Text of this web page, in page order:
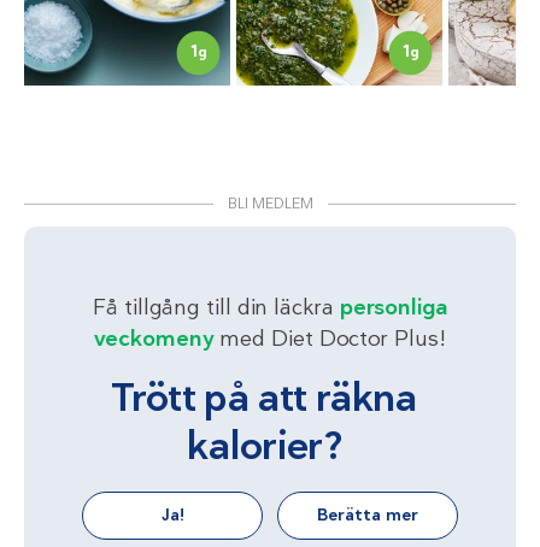
1g 1g
BLI MEDLEM
Få tillgång till din läckra personliga
veckomenymed Diet Doctor Plus!
Trött på att räkna
kalorier?
Ja! Berätta mer